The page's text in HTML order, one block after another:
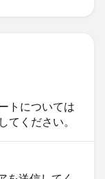
トについては
てください。